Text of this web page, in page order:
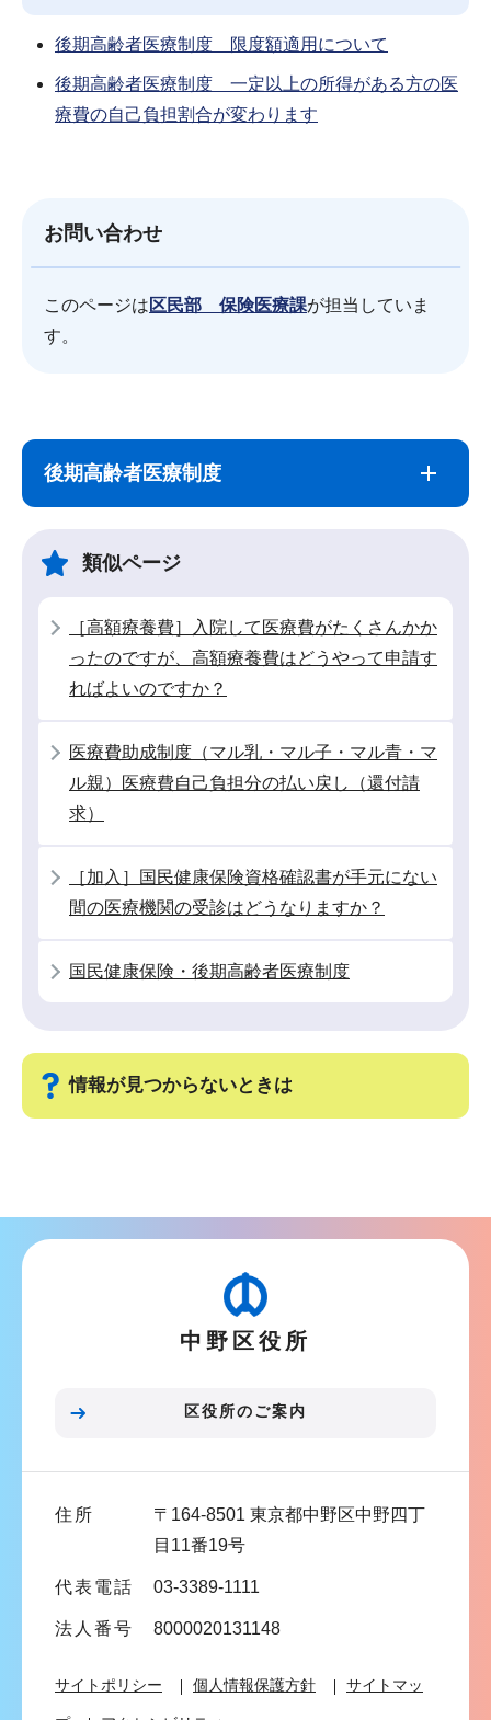
後期高齢者医療制度 限度額適用について
後期高齢者医療制度 一定以上の所得がある方の医
療費の自己負担割合が変わります
お問い合わせ
このページは 区民部 保険医療課が担当していま
す。
こ
後期高齢者医療制度
類似ページ
［高額療養費］入院して医療費がたくさんかか
ったのですが、高額療養費はどうやって申請す
ればよいのですか？
医療費助成制度（マル乳・マル子・マル青・マ
ル親）医療費自己負担分の払い戻し（還付請
求）
［加入］国民健康保険資格確認書が手元にない
間の医療機関の受診はどうなりますか？
国民健康保険・後期高齢者医療制度
情報が見つからないときは
ナ
ビ
中野区役所
区役所のご案内
住所
〒164-8501 東京都中野区中野四丁
目11番19号
代表電話 03-3389-1111
法人番号 8000020131148
サイトポリシー 個人情報保護方針 サイトマッ